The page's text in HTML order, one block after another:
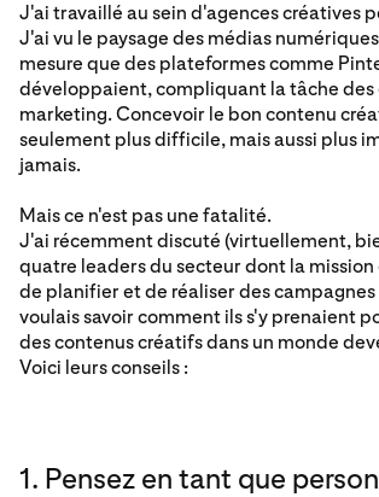
J'ai travaillé au sein d'agences créatives
J'ai vu le paysage des médias
mesure que des plateformes comme
développaient, compliquant la tâche des
marketing. Concevoir le bon contenu
seulement plus difficile, mais aussi plus
jamais.
Mais ce n'est pas une fatalité.
J'ai récemment discuté (virtuellement,
quatre leaders du secteur dont la
de planifier et de réaliser des campagnes
voulais savoir comment ils s'y prenaient
des contenus créatifs dans un monde
Voici leurs conseils :
1. Pensez en tant que